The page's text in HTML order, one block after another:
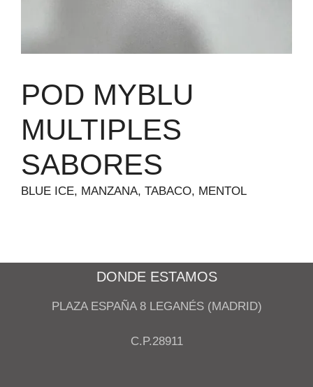
POD MYBLU
MULTIPLES
SABORES
BLUE ICE, MANZANA, TABACO, MENTOL
DONDE ESTAMOS
PLAZA ESPAÑA 8 LEGANÉS (MADRID)
C.P.28911